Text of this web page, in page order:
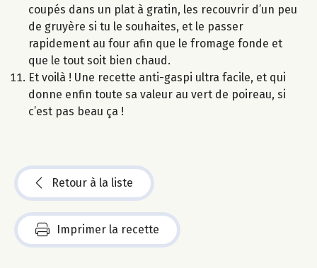
coupés dans un plat à gratin, les recouvrir d’un peu
de gruyère si tu le souhaites, et le passer
rapidement au four afin que le fromage fonde et
que le tout soit bien chaud.
Et voilà ! Une recette anti-gaspi ultra facile, et qui
donne enfin toute sa valeur au vert de poireau, si
c’est pas beau ça !
Retour à la liste
Imprimer la recette